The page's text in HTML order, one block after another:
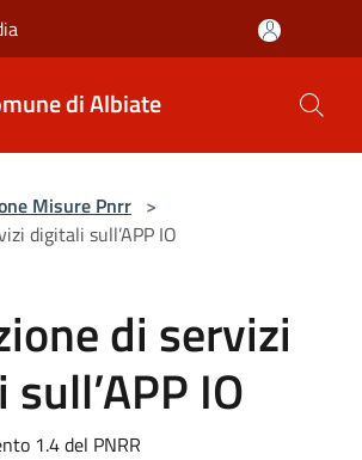
di Albiate
Misure Pnrr >
digitali sull’APP IO
di servizi
IO
1.4 del PNRR